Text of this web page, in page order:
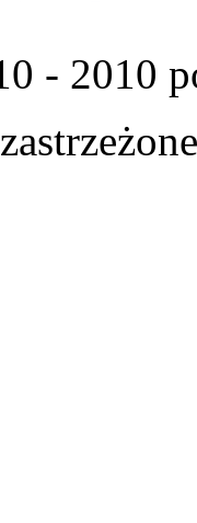
- 2010